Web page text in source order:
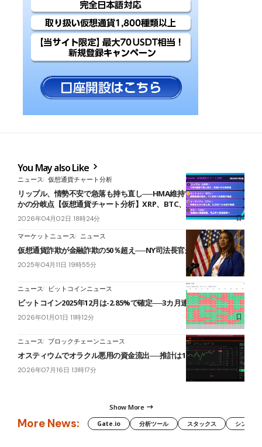
You May also Like
ニュース 仮想通貨チャート分析
リップル、情勢不安で急落も持ち直し──HMA維持で再上昇か、失速
かの分岐点【仮想通貨チャート分析】XRP、BTC、ETH、TAG
2026年04月02日 18時24分
マーケットニュース ニュース
仮想通貨詐欺が金融詐欺の50％超え──NY司法長官が緊急提言
2025年04月11日 19時55分
ニュース ビットコインニュース
ビットコイン2025年12月は-2.85%で確定──3カ月連続マイナス
2026年01月01日 11時12分
ニュース ブロックチェーンニュース
オスティウムでオラクル悪用の資金流出──推計は19.2億〜38.5億円
2026年07月16日 13時17分
Show More
More News: Gate.io 分析ツール スタックス シンボル